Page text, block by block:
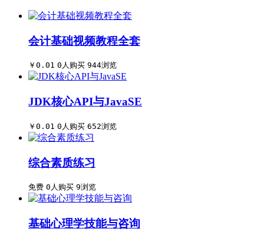
会计基础视频教程全套
￥0.01 0人购买 944浏览
JDK核心API与JavaSE
￥0.01 0人购买 652浏览
综合素质练习
免费 0人购买 9浏览
基础心理学技能与咨询